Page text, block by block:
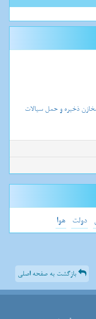
ذخیره و حمل سیالات
دولت هوا
بازگشت به صفحه اصلی